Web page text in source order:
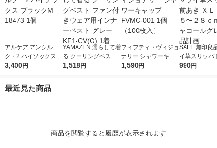
アルケア アンシル
ク・2 ハイソックス
ブラックM 18473 1個
3,400円
YAMAZEN 濡らして着
る クーリングベスト
ファン付きウェア用イ
1,518円
フィフティ・ヴィジョ
ナリー シャワーキャ
ップ FVMC-001 1個
1,590円
SALE 無印良
イ草スリッパ
ＸＬ ２６．５
990円
最近見た商品
商品を閲覧すると履歴が表示されます